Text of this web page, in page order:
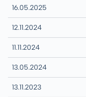
16.05.2025
12.11.2024
11.11.2024
13.05.2024
13.11.2023